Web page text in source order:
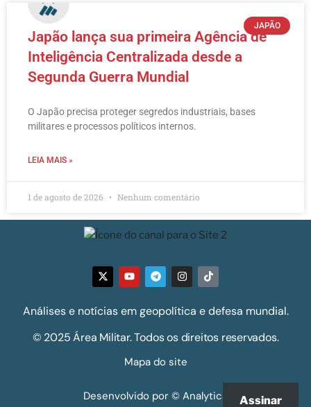
JAPÃO
Japão lança sua primeira Agência de
Inteligência Centralizada desde a
Segunda Guerra Mundial
O Japão precisa proteger segredos industriais, bases
militares e processos políticos internos.
LEIA MAIS »
1 de agosto de 2026 Nenhum comentário
Análises e notícias em geopolítica e defesa mundial.
© 2025 Área Militar. Todos os direitos reservados.
Mapa do site
Desenvolvido por © Analytics Assinar